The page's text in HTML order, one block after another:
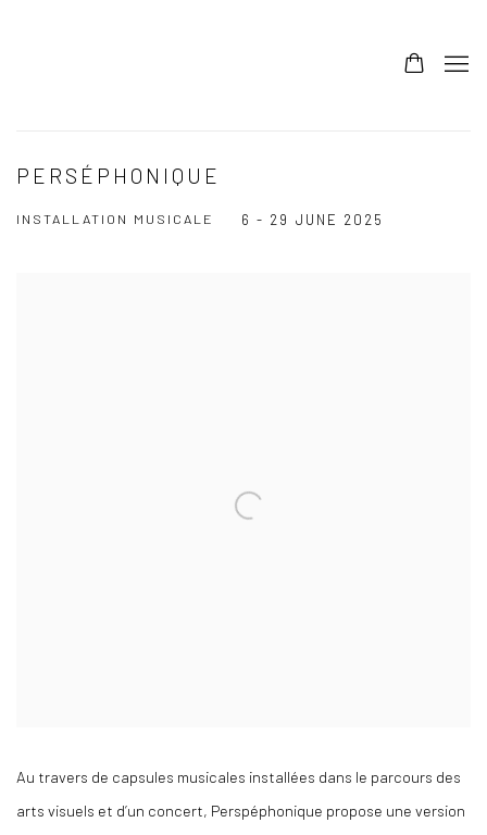
PERSÉPHONIQUE
INSTALLATION MUSICALE 6 - 29 JUNE 2025
Au travers de capsules musicales installées dans le parcours des
arts visuels et d’un concert, Perspéphonique propose une version